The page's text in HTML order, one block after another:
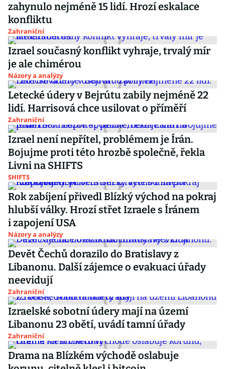
zahynulo nejméně 15 lidí. Hrozí eskalace
konfliktu
Zahraniční
Izrael současný konflikt vyhraje, trvalý mír
je ale chimérou
Názory a analýzy
Letecké údery v Bejrútu zabily nejméně 22
lidí. Harrisová chce usilovat o příměří
Zahraniční
Izrael není nepřítel, problémem je Írán.
Bojujme proti této hrozbě společně, řekla
Livni na SHIFTS
SHIFTS
Rok zabíjení přivedl Blízký východ na pokraj
hlubší války. Hrozí střet Izraele s Íránem
i zapojení USA
Názory a analýzy
Devět Čechů dorazilo do Bratislavy z
Libanonu. Další zájemce o evakuaci úřady
neevidují
Zahraniční
Izraelské sobotní údery mají na území
Libanonu 23 obětí, uvádí tamní úřady
Zahraniční
Drama na Blízkém východě oslabuje